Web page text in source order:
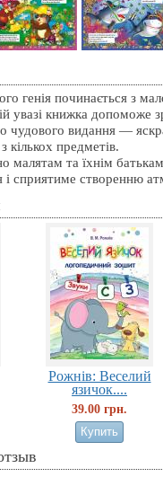
генія починається з
увазі книжка допоможе
чудового видання —
кількох предметів.
малятам та їхнім
сприятиме створенню
Рожнів: Веселий
язичок....
39.00 грн.